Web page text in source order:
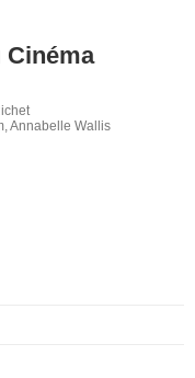
Cinéma
Annabelle Wallis